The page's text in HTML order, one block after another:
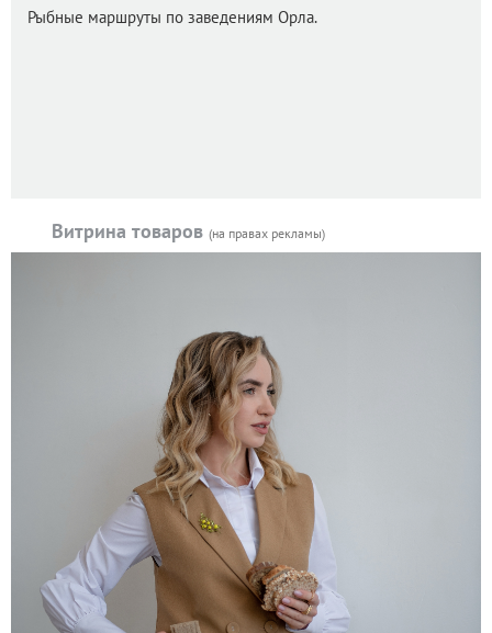
Рыбные маршруты по заведениям Орла.
Витрина товаров (на правах рекламы)